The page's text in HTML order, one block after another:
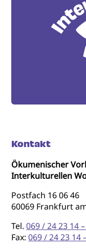
Kontakt
Ökumenischer
Interkulturellen
Postfach 16 06 46
60069 Frankfurt
Tel.069 / 24 23 14
Fax:069 / 24 23 14